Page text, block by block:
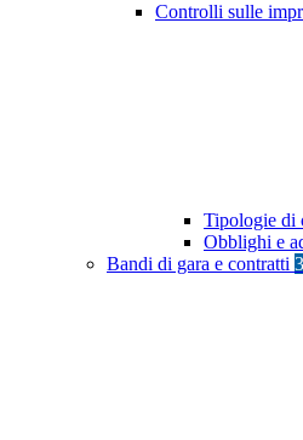
Controlli sulle
Tipologie di
Obblighi e
Bandi di gara e contratti